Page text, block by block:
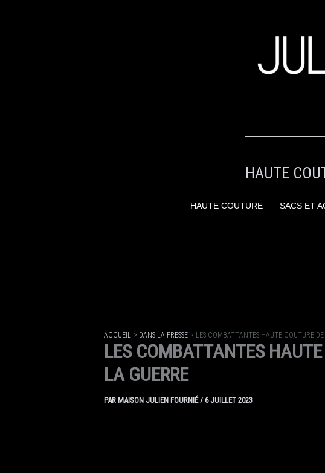
HAUTE
HAUTE COUTURE SACS ET
ACCUEIL DANS LA PRESSE LES COMBATTANTES HAUTE COUTURE
LES COMBATTANTES
LA GUERRE
PAR MAISON JULIEN FOURNIÉ / 6 JUILLET 2023